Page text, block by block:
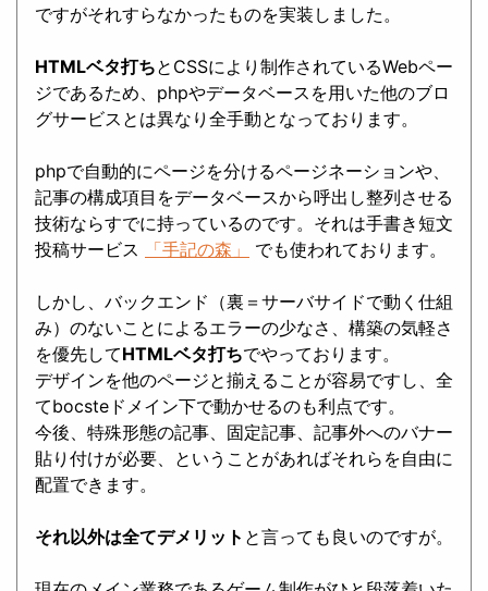
ですがそれすらなかったものを実装しました。
HTMLベタ打ちとCSSにより制作されているWebペー
ジであるため、phpやデータベースを用いた他のブロ
グサービスとは異なり全手動となっております。
phpで自動的にページを分けるページネーションや、
記事の構成項目をデータベースから呼出し整列させる
技術ならすでに持っているのです。それは手書き短文
投稿サービス
「手記の森」 でも使われております。
しかし、バックエンド（裏＝サーバサイドで動く仕組
み）のないことによるエラーの少なさ、構築の気軽さ
を優先してHTMLベタ打ちでやっております。
デザインを他のページと揃えることが容易ですし、全
てbocsteドメイン下で動かせるのも利点です。
今後、特殊形態の記事、固定記事、記事外へのバナー
貼り付けが必要、ということがあればそれらを自由に
配置できます。
それ以外は全てデメリット と言っても良いのですが。